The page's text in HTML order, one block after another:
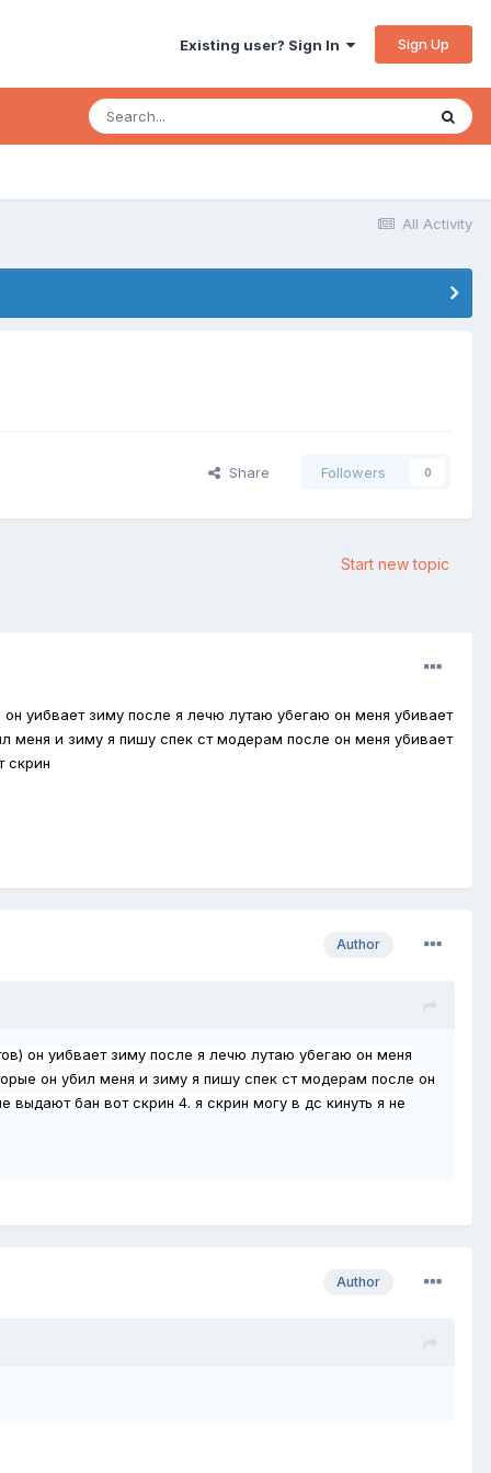
Existing user? Sign In Sign Up
All Activity
Share Followers 0
Start new topic
уибвает зиму после я лечю лутаю убегаю он меня убивает
меня и зиму я пишу спек ст модерам после он меня убивает
скрин
Author
он уибвает зиму после я лечю лутаю убегаю он меня
он убил меня и зиму я пишу спек ст модерам после он
бан вот скрин 4. я скрин могу в дс кинуть я не
Author